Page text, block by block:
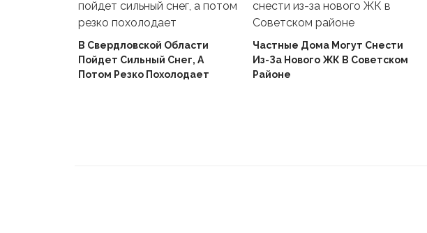
В Свердловской Области
Пойдет Сильный Снег, А
Потом Резко Похолодает
Частные Дома Могут Снести
Из-За Нового ЖК В Советском
Районе